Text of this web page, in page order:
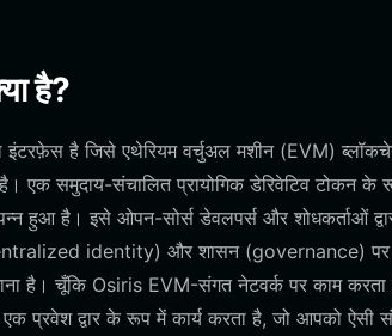
है?
है जिसे एथेरियम वर्चुअल मशीन (EVM)
एक समुदाय-संचालित प्रायोगिक डेरिवेटिव टोकन
हुआ है। इसे ओपन-सोर्स डेवलपर्स और शोधकर्ताओं
identity) और शासन (governance)
है। चूँकि Osiris EVM-संगत नेटवर्क पर काम
प्रवेश द्वार के रूप में कार्य करता है, जो आपको